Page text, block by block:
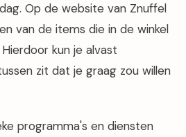
Op de website van Znuffel
van de items die in de winkel
kun je alvast
zit dat je graag zou willen
programma's en diensten